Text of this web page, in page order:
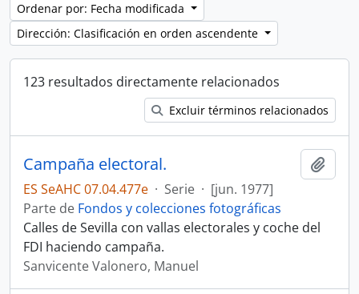
Ordenar por: Fecha modificada
Dirección: Clasificación en orden ascendente
123 resultados directamente relacionados
Excluir términos relacionados
Campaña electoral.
ES SeAHC 07.04.477e · Serie · [jun. 1977]
Parte de Fondos y colecciones fotográficas
Calles de Sevilla con vallas electorales y coche del
FDI haciendo campaña.
Sanvicente Valonero, Manuel